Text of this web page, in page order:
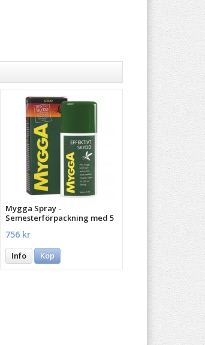
Mygga Spray -
Semesterförpackning med 5
756 kr
Info Köp